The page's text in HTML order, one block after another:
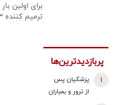
ترمیم کننده 23 روزه ساخت!
پربازدیدترین‌ها
پزشکیان پس
از ترور و بمباران
1